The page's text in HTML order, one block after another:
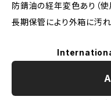
防錆油の経年変色あり（使
長期保管により外箱に汚れ